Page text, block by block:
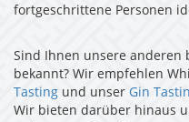
fortgeschrittene Personen
Sind Ihnen unsere anderen
bekannt? Wir empfehlen
Tasting und unser Gin
Wir bieten darüber hinaus